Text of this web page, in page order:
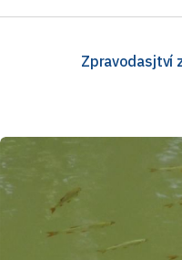
Zpravodasjtví